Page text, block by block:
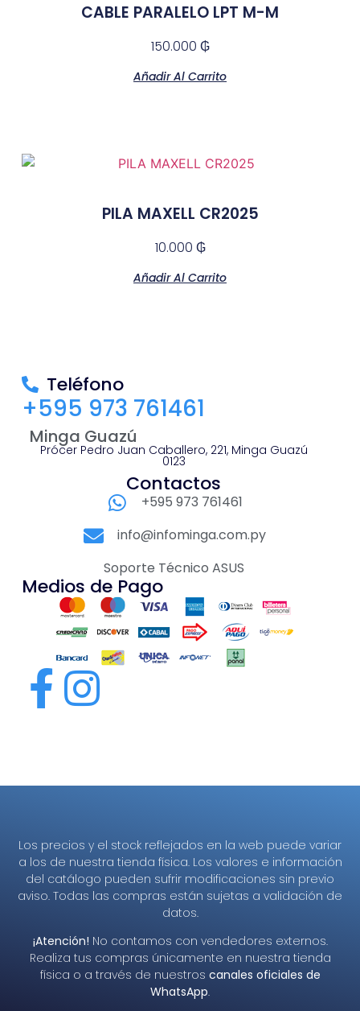
CABLE PARALELO LPT M-M
150.000 ₲
Añadir Al Carrito
PILA MAXELL CR2025
10.000 ₲
Añadir Al Carrito
Teléfono
+595 973 761461
Minga Guazú
Prócer Pedro Juan Caballero, 221, Minga Guazú
0123
Contactos
+595 973 761461
info@infominga.com.py
Soporte Técnico ASUS
Medios de Pago
Los precios y el stock reflejados en la web puede variar
a los de nuestra tienda física. Los valores e información
del catálogo pueden sufrir modificaciones sin previo
aviso. Todas las compras están sujetas a validación de
datos.
¡Atención! No contamos con vendedores externos.
Realiza tus compras únicamente en nuestra tienda
física o a través de nuestros canales oficiales de
WhatsApp.